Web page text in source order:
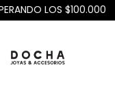
LOS $100.000